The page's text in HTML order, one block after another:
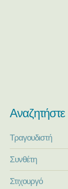
Αναζητήστε
Τραγουδιστή
Συνθέτη
Στιχουργό